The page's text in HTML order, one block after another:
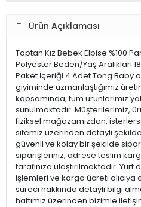
Ürün Açıklaması
Toptan Kız Bebek Elbise %100
Polyester Beden/Yaş Aralıkları
Paket İçeriği 4 Adet Tong Baby
giyiminde uzmanlaştığımız
kapsamında, tüm ürünlerimiz
sunulmaktadır. Müşterilerimiz,
fiziksel mağazamızdan,
sitemiz üzerinden detaylı
güvenli ve kolay bir şekilde
siparişleriniz, adrese teslim
tarafınıza ulaştırılmaktadır.
işlemleri ve kargo ücreti alıcıya
süreci hakkında detaylı bilgi
hattımız üzerinden bizimle